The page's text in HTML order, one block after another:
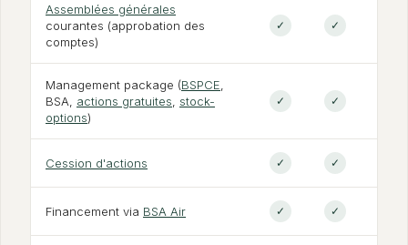
Assemblées générales
courantes (approbation des
comptes)
✓ ✓
Management package (BSPCE
BSA, actions gratuites
stock-
options)
✓ ✓
Cession d'actions ✓ ✓
Financement via BSA Air ✓ ✓